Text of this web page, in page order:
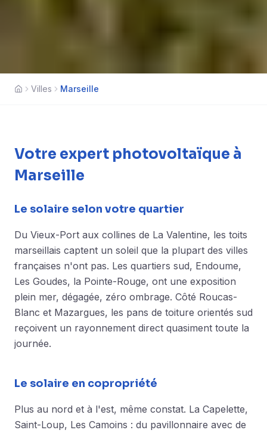
AccueilVilles Marseille
Votre expert photovoltaïque à
Marseille
Le solaire selon votre quartier
Du Vieux-Port aux collines de La Valentine, les toits
marseillais captent un soleil que la plupart des villes
françaises n'ont pas. Les quartiers sud, Endoume,
Les Goudes, la Pointe-Rouge, ont une exposition
plein mer, dégagée, zéro ombrage. Côté Roucas-
Blanc et Mazargues, les pans de toiture orientés sud
reçoivent un rayonnement direct quasiment toute la
journée.
Le solaire en copropriété
Plus au nord et à l'est, même constat. La Capelette,
Saint-Loup, Les Camoins : du pavillonnaire avec de